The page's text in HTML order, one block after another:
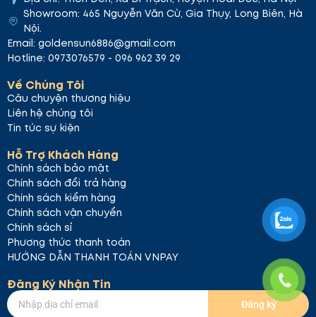
Showroom: 465 Nguyễn Văn Cừ, Gia Thụy, Long Biên, Hà
Nội.
Email: goldensun6886@gmail.com
Hotline: 0973076579 - 096 962 39 29
Về Chúng Tôi
Câu chuyện thương hiệu
Liên hệ chúng tôi
Tin tức sự kiện
Hỗ Trợ Khách Hàng
Chính sách bảo mật
Chính sách đổi trả hàng
Chính sách kiểm hàng
Chính sách vận chuyển
Chính sách sỉ
Phương thức thanh toán
HƯỚNG DẪN THANH TOÁN VNPAY
Đăng Ký Nhận Tin
Đăng ký